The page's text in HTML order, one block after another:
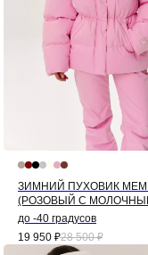
ЗИМНИЙ ПУХОВИК
(РОЗОВЫЙ С
до -40 градусов
19 950 ₽28 500 ₽